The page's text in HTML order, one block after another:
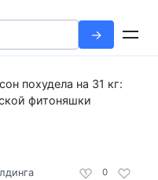
похудела на 31 кг:
фитоняшки
0